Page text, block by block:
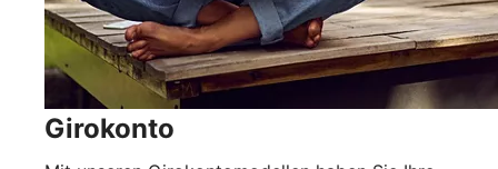
Girokonto